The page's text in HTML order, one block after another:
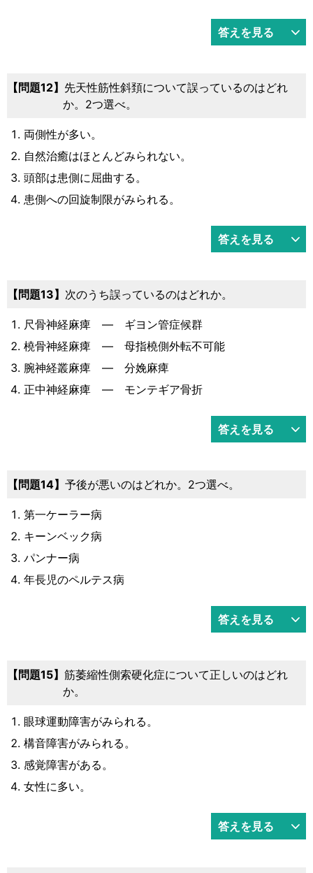
答えを見る
問題12
先天性筋性斜頚について誤っているのはどれ
か。2つ選べ。
両側性が多い。
自然治癒はほとんどみられない。
頭部は患側に屈曲する。
患側への回旋制限がみられる。
答えを見る
問題13 次のうち誤っているのはどれか。
尺骨神経麻痺 ― ギヨン管症候群
橈骨神経麻痺 ― 母指橈側外転不可能
腕神経叢麻痺 ― 分娩麻痺
正中神経麻痺 ― モンテギア骨折
答えを見る
問題14 予後が悪いのはどれか。2つ選べ。
第一ケーラー病
キーンベック病
パンナー病
年長児のペルテス病
答えを見る
問題15
筋萎縮性側索硬化症について正しいのはどれ
か。
眼球運動障害がみられる。
構音障害がみられる。
感覚障害がある。
女性に多い。
答えを見る